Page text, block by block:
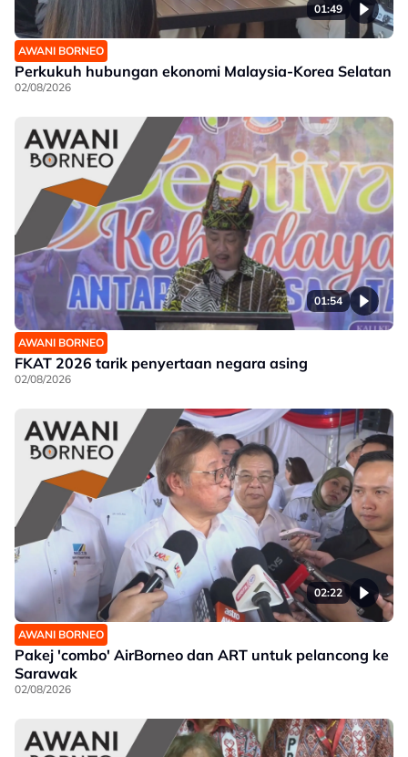
01:49
AWANI BORNEO
Perkukuh hubungan ekonomi Malaysia-Korea Selatan
02/08/2026
01:54
AWANI BORNEO
FKAT 2026 tarik penyertaan negara asing
02/08/2026
02:22
AWANI BORNEO
Pakej 'combo' AirBorneo dan ART untuk pelancong ke
Sarawak
02/08/2026